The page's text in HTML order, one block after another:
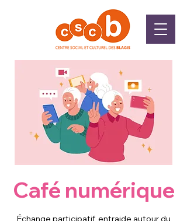
Café numérique
Échange participatif, entraide autour du